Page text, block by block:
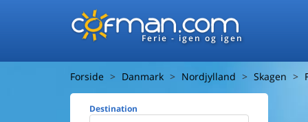
Ferie - igen og igen
Forside Danmark Nordjylland Skagen
Destination